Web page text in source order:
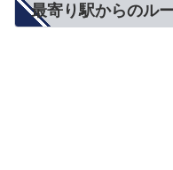
最寄り駅からのル